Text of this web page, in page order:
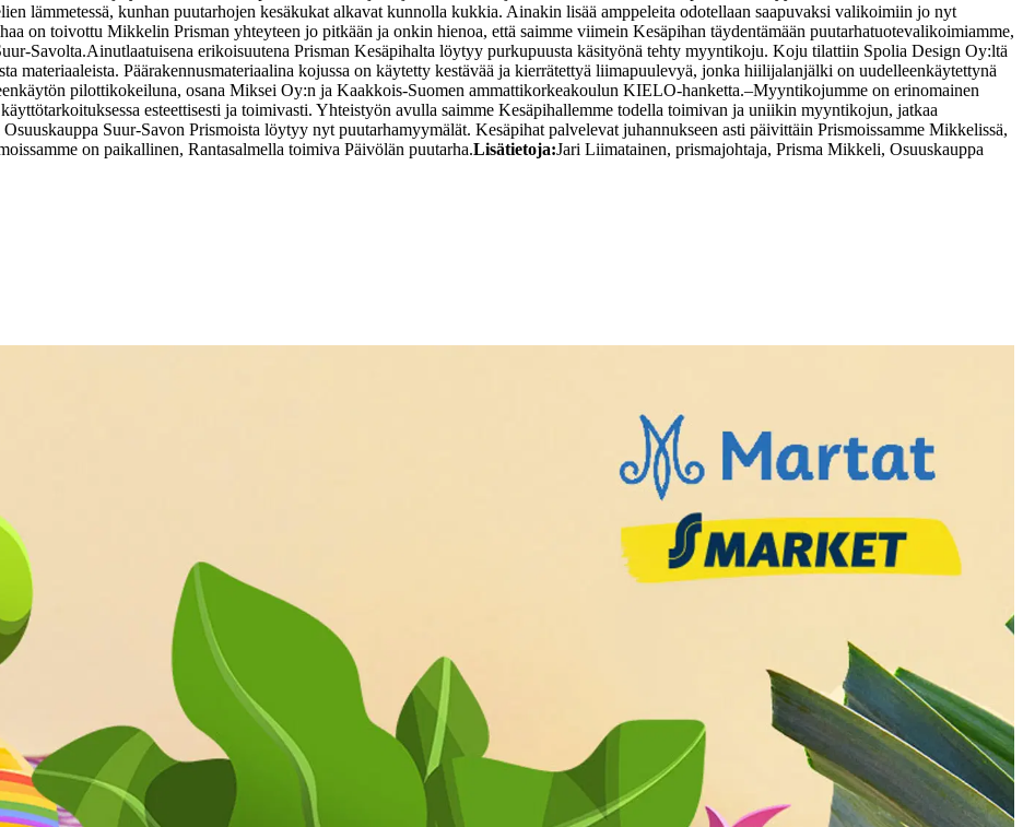
lämmetessä, kunhan puutarhojen kesäkukat alkavat kunnolla kukkia. Ainakin lisää amppeleita odotellaan saapuvaksi valikoimiin jo nyt
on toivottu Mikkelin Prisman yhteyteen jo pitkään ja onkin hienoa, että saimme viimein Kesäpihan täydentämään puutarhatuotevalikoimiamme,
Savolta.Ainutlaatuisena erikoisuutena Prisman Kesäpihalta löytyy purkupuusta käsityönä tehty myyntikoju. Koju tilattiin Spolia Design Oy:ltä
materiaaleista. Päärakennusmateriaalina kojussa on käytetty kestävää ja kierrätettyä liimapuulevyä, jonka hiilijalanjälki on uudelleenkäytettynä
pilottikokeiluna, osana Miksei Oy:n ja Kaakkois-Suomen ammattikorkeakoulun KIELO-hanketta.–Myyntikojumme on erinomainen
esteettisesti ja toimivasti. Yhteistyön avulla saimme Kesäpihallemme todella toimivan ja uniikin myyntikojun, jatkaa
Suur-Savon Prismoista löytyy nyt puutarhamyymälät. Kesäpihat palvelevat juhannukseen asti päivittäin Prismoissamme Mikkelissä,
on paikallinen, Rantasalmella toimiva Päivölän puutarha.Lisätietoja:Jari Liimatainen, prismajohtaja, Prisma Mikkeli, Osuuskauppa